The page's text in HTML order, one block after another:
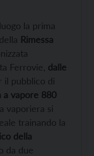
la prima
Rimessa
Ferrovie, dalle
il pubblico di
a vapore 880
vaporiera si
trainando la
della
da due